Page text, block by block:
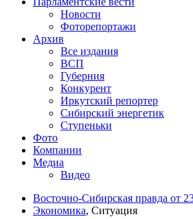
Новости
Фоторепортажи
Архив
Все издания
ВСП
Губерния
Конкурент
Иркутский репортер
Сибирский энергетик
Ступеньки
Фото
Компании
Медиа
Видео
Восточно-Сибирская правда от
Экономика, Ситуация